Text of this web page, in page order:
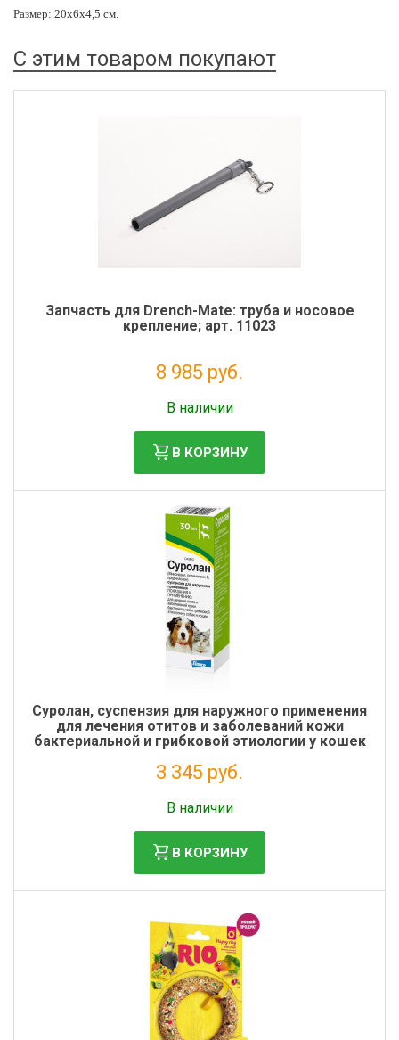
Размер: 20x6x4,5 см.
С этим товаром покупают
Запчасть для Drench-Mate: труба и носовое
крепление; арт. 11023
8 985 руб.
В наличии
В КОРЗИНУ
Суролан, суспензия для наружного применения
для лечения отитов и заболеваний кожи
бактериальной и грибковой этиологии у кошек
3 345 руб.
В наличии
В КОРЗИНУ